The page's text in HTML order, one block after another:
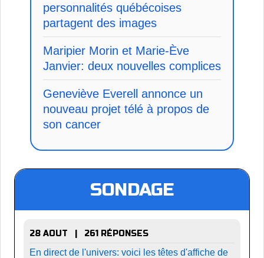
personnalités québécoises
partagent des images
Maripier Morin et Marie-Ève
Janvier: deux nouvelles complices
Geneviève Everell annonce un
nouveau projet télé à propos de
son cancer
SONDAGE
28 AOUT | 261 RÉPONSES
En direct de l'univers: voici les têtes d'affiche de